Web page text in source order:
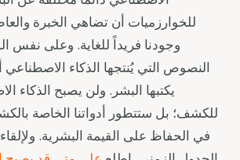
للخوارزميات أن تضاهي الخبرة
وجودنا فريداً للغاية. وعلى نفس
النصوص التي يُنتجها الذكاء
يكتبها البشر. ولن يصبح الذكاء
للكشف؛ بل ستتطور أدواتنا الخاصة
في الحفاظ على القيمة البشرية.